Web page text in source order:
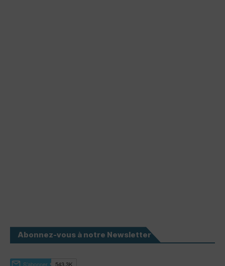
Abonnez-vous à notre Newsletter